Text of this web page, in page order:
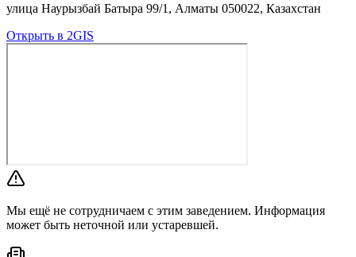
улица Наурызбай Батыра 99/1, Алматы 050022, Казахстан
Открыть в 2GIS
Мы ещё не сотрудничаем с этим заведением. Информация
может быть неточной или устаревшей.